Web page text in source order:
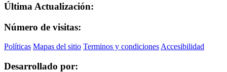
Última Actualización:
Número de visitas:
Políticas Mapas del sitio Terminos y condiciones Accesibilidad
Desarrollado por: